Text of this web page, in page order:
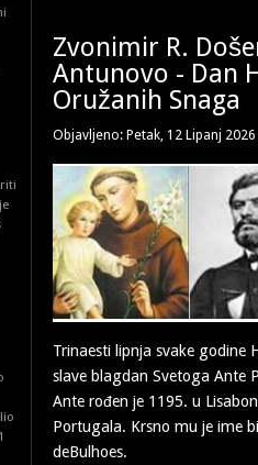
1
Zvonimir R.
Antunovo - Dan
Oružanih Snaga
Objavljeno: Petak, 12 Lipanj
Trinaesti lipnja svake godine
slave blagdan Svetoga Ante
Ante rođen je 1195. u
Portugala. Krsno mu je ime
deBulhoes.